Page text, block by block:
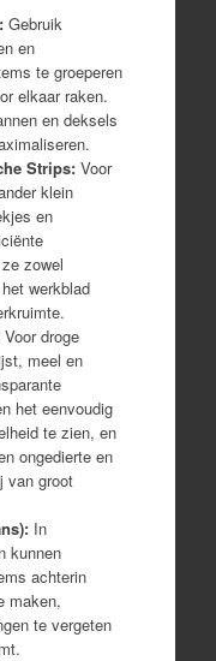
Gebruik
en
te groeperen
elkaar raken.
en deksels
Strips:Voor
klein
en
zowel
werkblad
Voor droge
meel en
het eenvoudig
te zien, en
ongedierte en
van groot
In
kunnen
achterin
maken,
te vergeten